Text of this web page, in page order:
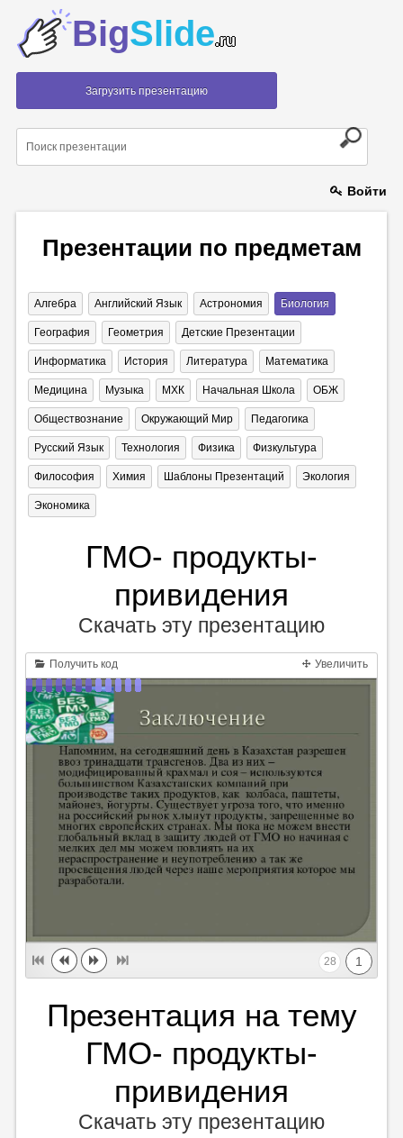
BigSlide.ru
Загрузить презентацию
Войти
Презентации по предметам
Алгебра Английский Язык Астрономия Биология
География Геометрия Детские Презентации
Информатика История Литература Математика
Медицина Музыка МХК Начальная Школа ОБЖ
Обществознание Окружающий Мир Педагогика
Русский Язык Технология Физика Физкультура
Философия Химия Шаблоны Презентаций Экология
Экономика
ГМО- продукты-
привидения
Скачать эту презентацию
Получить код Увеличить
1
28
Презентация на тему
ГМО- продукты-
привидения
Скачать эту презентацию